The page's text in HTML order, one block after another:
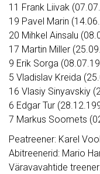
11 Frank Liivak
19 Pavel Marin
20 Mihkel Ainsalu
17 Martin Miller
9 Erik Sorga
5 Vladislav Kreida
16 Vlasiy Sinyavskiy
6 Edgar Tur
7 Markus Soomets
Peatreener: Karel
Abitreenerid: Mario
Väravavahtide